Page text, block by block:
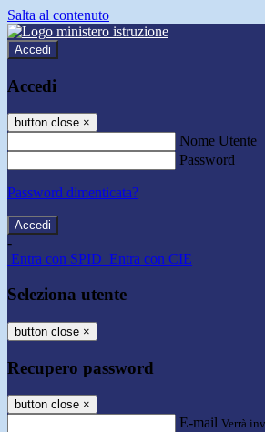
Salta al contenuto
Accedi
Accedi
button close ×
Nome Utente
Password
Password dimenticata?
-
Entra con SPID Entra con CIE
Seleziona utente
button close ×
Recupero password
button close ×
E-mail Verrà